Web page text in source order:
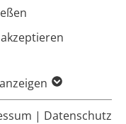
| Datenschutz
ÜBER